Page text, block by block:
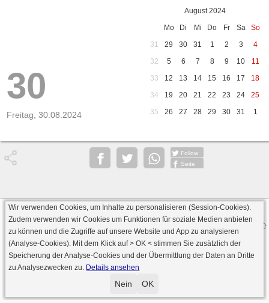
30
Freitag, 30.08.2024
August 2024
Mo
Di Mi Do Fr Sa
So
31
29 30 31 1 2 3
4
32
5 6 7 8 9 10
11
33
12 13 14 15 16 17
18
34
19 20 21 22 23 24
25
35
26 27 28 29 30 31 1
Follow
Seite
· Serverversion: 2026 6.241 · registrierte Spieler: 501.031 ·
Online Skat Server: 142 (private Server:136)
Wir verwenden Cookies, um Inhalte zu personalisieren (Session-Cookies).
Zudem verwenden wir Cookies um Funktionen für soziale Medien anbieten
zu können und die Zugriffe auf unsere Website und App zu analysieren
(Analyse-Cookies). Mit dem Klick auf> OK < stimmen Sie zusätzlich der
Speicherung der Analyse-Cookies und der Übermittlung der Daten an Dritte
zu Analysezwecken zu. Details ansehen
Nein OK